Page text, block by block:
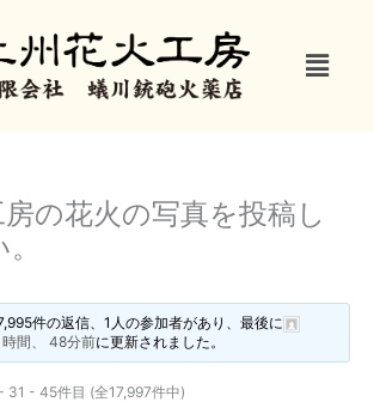
メ
ニ
房の花火の写真を投稿し
件の返信、1人の参加者があり、最後に
時間、 48分前に更新されました。
31 - 45件目 (全17,997件中)